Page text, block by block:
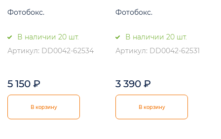
Фотобокс.
В наличии 20 шт.
Артикул: DD0042-62534
5 150 ₽
В корзину
Фотобокс.
В наличии 20 шт.
Артикул: DD0042-62531
3 390 ₽
В корзину